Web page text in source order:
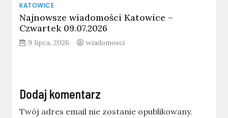
KATOWICE
Najnowsze wiadomości Katowice –
Czwartek 09.07.2026
9 lipca, 2026 wiadomosci
Dodaj komentarz
Twój adres email nie zostanie opublikowany.